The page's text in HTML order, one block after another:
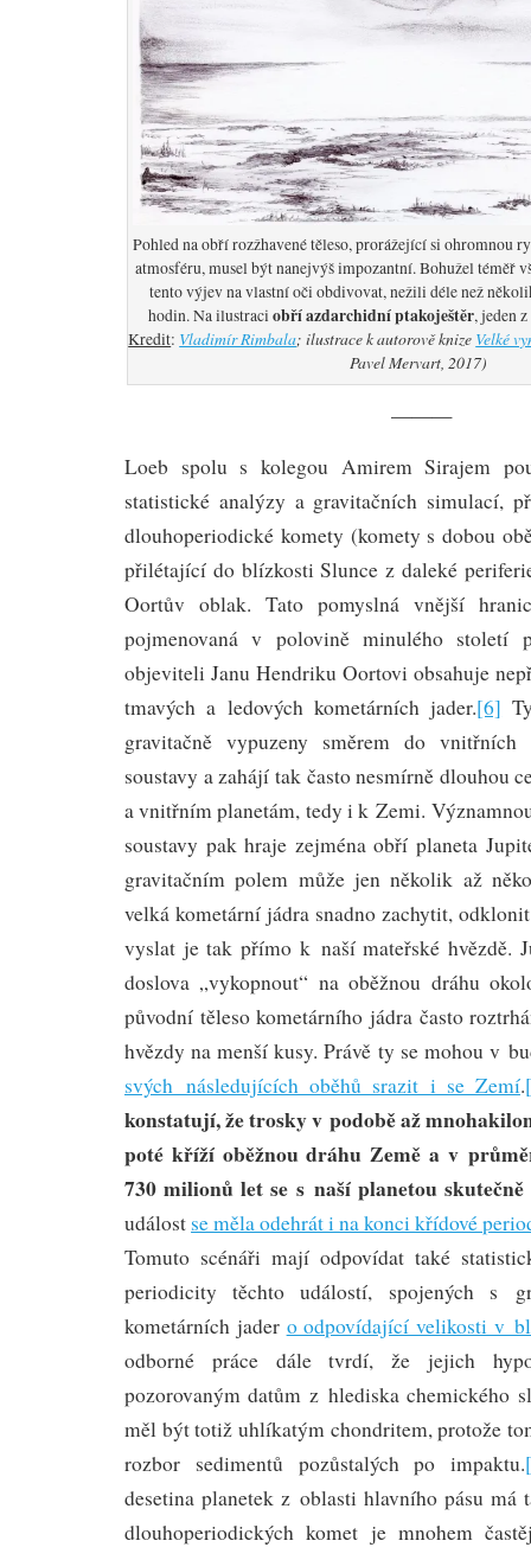
Pohled na obří rozžhavené těleso, prorážející si ohromnou
atmosféru, musel být nanejvýš impozantní. Bohužel téměř
tento výjev na vlastní oči obdivovat, nežili déle než
hodin. Na ilustraci obří azdarchidní ptakoještěr, jeden
Kredit: Vladimír Rimbala; ilustrace k autorově knize Velké
Pavel Mervart, 2017)
———
Loeb spolu s kolegou Amirem Sirajem
statistické analýzy a gravitačních simulací,
dlouhoperiodické komety (komety s dobou
přilétající do blízkosti Slunce z daleké
Oortův oblak. Tato pomyslná vnější
pojmenovaná v polovině minulého století
objeviteli Janu Hendriku Oortovi obsahuje
tmavých a ledových kometárních jader.[6]
gravitačně vypuzeny směrem do vnitřních
soustavy a zahájí tak často nesmírně dlouhou
a vnitřním planetám, tedy i k Zemi.
soustavy pak hraje zejména obří planeta
gravitačním polem může jen několik až
velká kometární jádra snadno zachytit,
vyslat je tak přímo k naší mateřské hvězdě.
doslova „vykopnout“ na oběžnou dráhu
původní těleso kometárního jádra často
hvězdy na menší kusy. Právě ty se mohou v
svých následujících oběhů srazit i se Zemí.
konstatují, že trosky v podobě až
poté kříží oběžnou dráhu Země a v
730 milionů let se s naší planetou skutečně
událost se měla odehrát i na konci křídové
Tomuto scénáři mají odpovídat také
periodicity těchto událostí, spojených s
kometárních jader o odpovídající velikosti v
odborné práce dále tvrdí, že jejich
pozorovaným datům z hlediska chemického
měl být totiž uhlíkatým chondritem, protože
rozbor sedimentů pozůstalých po impaktu.
desetina planetek z oblasti hlavního pásu má
dlouhoperiodických komet je mnohem